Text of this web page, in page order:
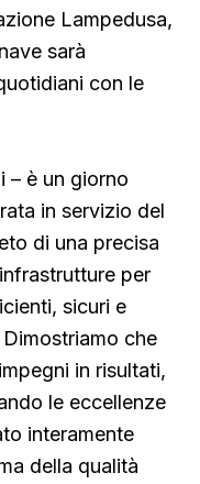
Lampedusa,
sarà
con le
– è un giorno
in servizio del
di una precisa
per
sicuri e
che
in risultati,
le eccellenze
interamente
della qualità